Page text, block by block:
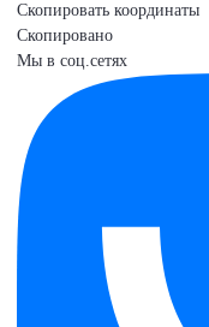
Скопировать координаты
Скопировано
Мы в соц.сетях